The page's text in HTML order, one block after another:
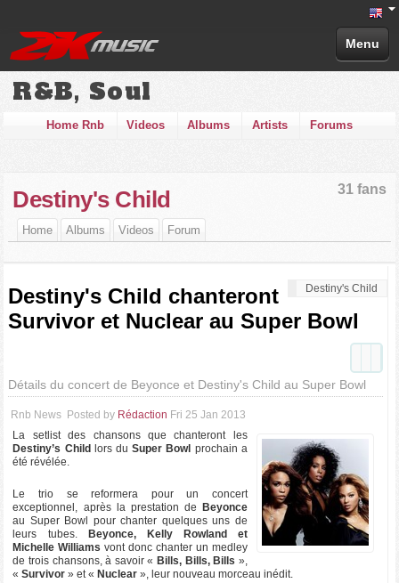
Menu
R&B, Soul
Home Rnb Videos Albums Artists Forums
31 fans
Destiny's Child
Home Albums Videos Forum
Destiny's Child
Destiny's Child chanteront
Survivor et Nuclear au Super Bowl
Détails du concert de Beyonce et Destiny's Child au Super Bowl
Rnb News Posted by Rédaction Fri 25 Jan 2013
La setlist des chansons que chanteront les
Destiny’s Child
lors duSuper Bowl prochain a
été révélée.
Le trio se reformera pour un concert
exceptionnel, après la prestation de Beyonce
au Super Bowl pour chanter quelques uns de
leurs tubes.
Beyonce, Kelly Rowland et
Michelle Williams vont donc chanter un medley
de trois chansons, à savoir « Bills, Bills, Bills »,
«Survivor» et « Nuclear », leur nouveau morceau inédit.